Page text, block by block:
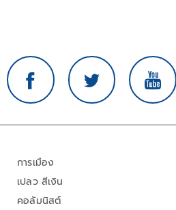
การเมือง
เปลว สีเงิน
คอลัมนิสต์